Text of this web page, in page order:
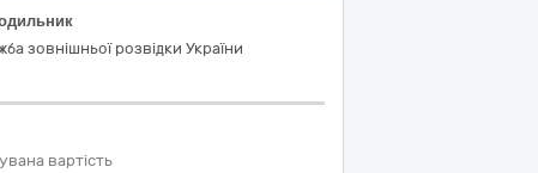
зовнішньої розвідки України
вартість